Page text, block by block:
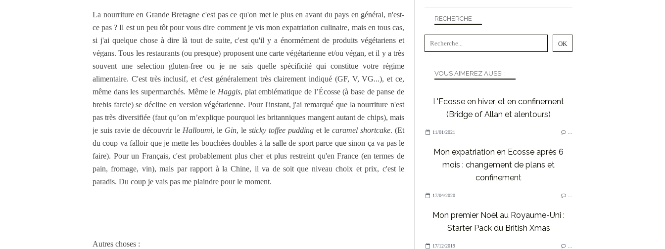
La nourriture en Grande Bretagne c'est pas ce qu'on met le plus en avant du pays en général, n'est-
ce pas ? Il est un peu tôt pour vous dire comment je vis mon expatriation culinaire, mais en tous cas,
si j'ai quelque chose à dire là tout de suite, c'est qu'il y a énormément de produits végétariens et
végans. Tous les restaurants (ou presque) proposent une carte végétarienne et/ou végan, et il y a très
souvent une selection gluten-free ou je ne sais quelle spécificité qui constitue votre régime
alimentaire. C'est très inclusif, et c'est généralement très clairement indiqué (GF, V, VG...), et ce,
même dans les supermarchés. Même le Haggis, plat emblématique de l’Écosse (à base de panse de
brebis farcie) se décline en version végétarienne. Pour l'instant, j'ai remarqué que la nourriture n'est
pas très diversifiée (faut qu’on m’explique pourquoi les britanniques mangent autant de chips), mais
je suis ravie de découvrir le Halloumi, le Gin, le sticky toffee pudding et le caramel shortcake. (Et
du coup va falloir que je mette les bouchées doubles à la salle de sport parce que sinon ça va pas le
faire). Pour un Français, c'est probablement plus cher et plus restreint qu'en France (en termes de
pain, fromage, vin), mais par rapport à la Chine, il va de soit que niveau choix et prix, c'est le
paradis. Du coup je vais pas me plaindre pour le moment.
Autres choses :
RECHERCHE
VOUS AIMEREZ AUSSI :
L'Ecosse en hiver, et en confinement
(Bridge of Allan et alentours)
11/01/2021
Mon expatriation en Ecosse après 6
mois : changement de plans et
confinement
17/04/2020
Mon premier Noël au Royaume-Uni :
Starter Pack du British Xmas
17/12/2019